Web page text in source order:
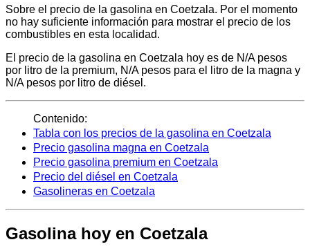
Sobre el precio de la gasolina en Coetzala. Por el momento
no hay suficiente información para mostrar el precio de los
combustibles en esta localidad.
El precio de la gasolina en Coetzala hoy es de N/A pesos
por litro de la premium, N/A pesos para el litro de la magna y
N/A pesos por litro de diésel.
Contenido:
Tabla con los precios de la gasolina en Coetzala
Precio gasolina magna en Coetzala
Precio gasolina premium en Coetzala
Precio del diésel en Coetzala
Gasolineras en Coetzala
Gasolina hoy en Coetzala